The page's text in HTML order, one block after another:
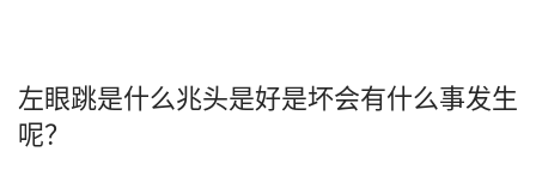
左眼跳是什么兆头是好是坏会有什么事发生
呢？